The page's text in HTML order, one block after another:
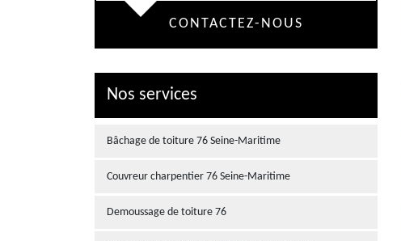
CONTACTEZ-NOUS
Nos services
Bâchage de toiture 76 Seine-Maritime
Couvreur charpentier 76 Seine-Maritime
Demoussage de toiture 76